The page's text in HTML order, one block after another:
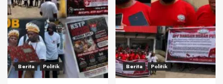
Berita Politik Berita Politik